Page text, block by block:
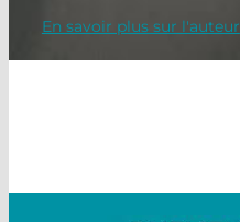
En savoir plus sur l'auteur